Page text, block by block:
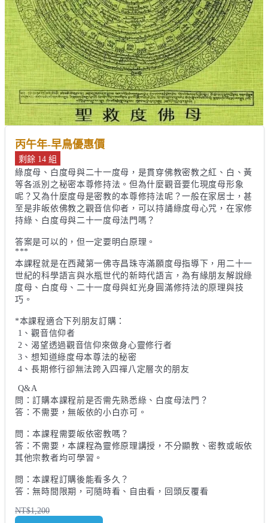
丙午年-早鳥優惠價
剩餘 14 組
綠度母、白度母與二十一度母，是貫穿佛教密教之紅、白、黃
等各派別之秘密本尊修持法。但為什麼觀音要化現度母形象
呢？又為什麼度母是密教的本尊修持法呢？一般在家居士，甚
至是非皈依佛教之觀音信仰者，可以持誦綠度母心咒，在家修
持綠、白度母與二十一度母法門嗎？
答案是可以的，但一定要明白原理。
***
本課程就是在西藏第一佛寺昌珠寺滿願度母指導下，用二十一
世紀的科學語言與水瓶世代的新時代語言，為有緣朋友解說綠
度母、白度母、二十一度母與虹光身圓滿修持法的原理與技
巧。
*本課程適合下列朋友訂購：
問：訂購本課程前是否需先熟悉綠、白度母法門？
答：不需要，無皈依的小白亦可。
問：本課程需要皈依密教嗎？
答：不需要，本課程為靈修原理講授，不分顯教、密教或皈依
其他宗教者均可學習。
問：本課程訂購後能看多久？
答：無時間限期，可隨時看、自由看，回頭反覆看
NT$1,200